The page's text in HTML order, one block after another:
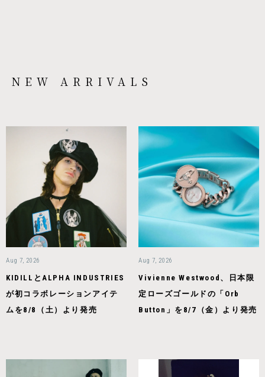
NEW ARRIVALS
Aug 7, 2026
KIDILLとALPHA INDUSTRIES
が初コラボレーションアイテ
ムを8/8（土）より発売
Aug 7, 2026
Vivienne Westwood、日本限
定ローズゴールドの「Orb
Button」を8/7（金）より発売